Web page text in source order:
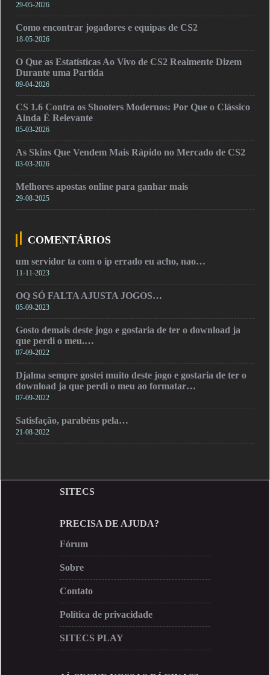
29-05-2026
Como encontrar jogadores e equipas de CS2
18-05-2026
O Que as Estatísticas Ao Vivo de CS2 Realmente Dizem
Durante uma Partida
09-04-2026
CS 1.6 Contra os Shooters Modernos: Por Que o Clássico
Ainda É Relevante
05-03-2026
As Skins Que Vendem Mais Rápido no Mercado de CS2
03-03-2026
Melhores apostas online para ganhar mais
29-08-2025
COMENTÁRIOS
um servidor ta com o ip errado eu acho, nao…
11-11-2023
OQ SÓ FALTA AJUSTA JOGOS…
05-09-2023
Gosto demais deste jogo e gostaria de ter o download ja
que perdi o meu.…
07-09-2022
Djalma sempre gostei muito deste jogo e gostaria de ter o
download ja que perdi o meu ao formatar…
07-09-2022
Satisfação, parabéns pela…
21-08-2022
SITECS
PRECISA DE AJUDA?
Fórum
Sobre
Contato
Política de privacidade
SITECS PLAY